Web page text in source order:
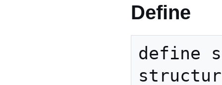
Define
define